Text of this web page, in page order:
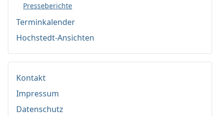
Presseberichte
Terminkalender
Hochstedt-Ansichten
Kontakt
Impressum
Datenschutz